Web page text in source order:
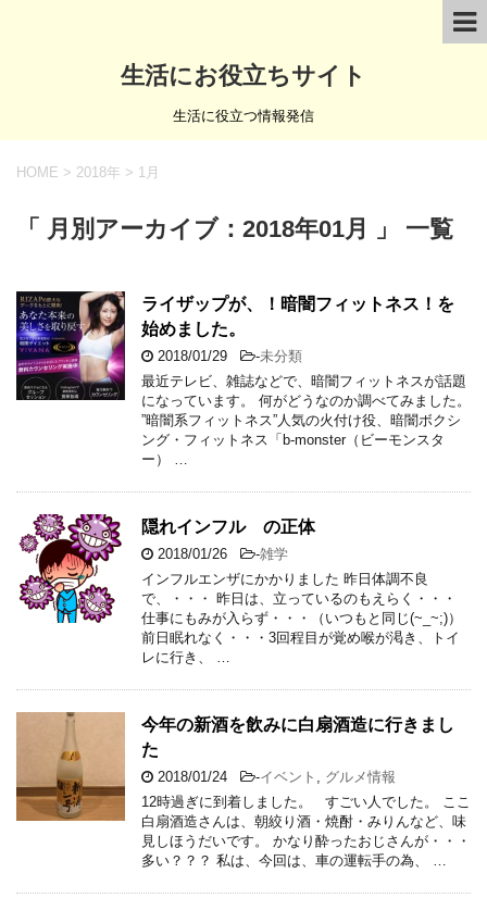
生活にお役立ちサイト
生活に役立つ情報発信
HOME > 2018年 > 1月
「 月別アーカイブ：2018年01月 」 一覧
ライザップが、！暗闇フィットネス！を
始めました。
2018/01/29 -未分類
最近テレビ、雑誌などで、暗闇フィットネスが話題
になっています。 何がどうなのか調べてみました。
”暗闇系フィットネス”人気の火付け役、暗闇ボクシ
ング・フィットネス「b-monster（ビーモンスタ
ー） …
隠れインフル の正体
2018/01/26 -雑学
インフルエンザにかかりました 昨日体調不良
で、・・・ 昨日は、立っているのもえらく・・・
仕事にもみが入らず・・・（いつもと同じ(~_~;)）
前日眠れなく・・・3回程目が覚め喉が渇き、トイ
レに行き、 …
今年の新酒を飲みに白扇酒造に行きまし
た
2018/01/24 -イベント
グルメ情報
12時過ぎに到着しました。 すごい人でした。 ここ
白扇酒造さんは、朝絞り酒・焼酎・みりんなど、味
見しほうだいです。 かなり酔ったおじさんが・・・
多い？？？ 私は、今回は、車の運転手の為、 …